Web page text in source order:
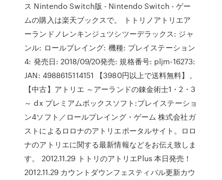
ス Nintendo Switch版 - Nintendo Switch - ゲー
ムの購入は楽天ブックスで。 トトリノアトリエア
ーランドノレンキンジュツシツーデラックス: ジャ
ンル: ロールプレイング: 機種: プレイステーション
4: 発売日: 2018/09/20発売: 規格番号: pljm-16273:
JAN: 4988615114151 【3980円以上で送料無料】。
【中古】アトリエ ～アーランドの錬金術士1・2・3
～ dx プレミアムボックスソフト:プレイステーショ
ン4ソフト／ロールプレイング・ゲーム 株式会社ガ
ストによるロロナのアトリエポータルサイト。ロロ
ナのアトリエに関する最新情報などをお伝え致しま
す。 2012.11.29 トトリのアトリエPlus 本日発売！
2012.11.29 カウントダウンフェスティバル更新カウ